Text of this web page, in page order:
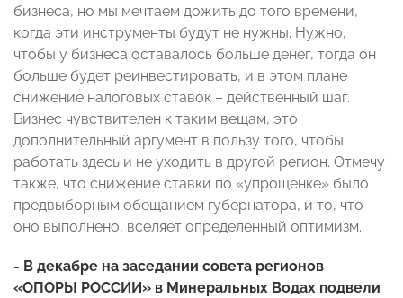
бизнеса, но мы мечтаем дожить до того времени,
когда эти инструменты будут не нужны. Нужно,
чтобы у бизнеса оставалось больше денег, тогда он
больше будет реинвестировать, и в этом плане
снижение налоговых ставок – действенный шаг.
Бизнес чувствителен к таким вещам, это
дополнительный аргумент в пользу того, чтобы
работать здесь и не уходить в другой регион. Отмечу
также, что снижение ставки по «упрощенке» было
предвыборным обещанием губернатора, и то, что
оно выполнено, вселяет определенный оптимизм.
- В декабре на заседании совета регионов
«ОПОРЫ РОССИИ» в Минеральных Водах подвели